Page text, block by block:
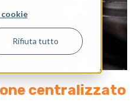
Rifiuta tutto
centralizzato